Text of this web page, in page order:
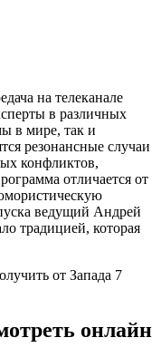
на телеканале
в различных
в мире, так и
резонансные случаи
конфликтов,
отличается от
ведущий Андрей
традицией, которая
от Запада 7
онлайн